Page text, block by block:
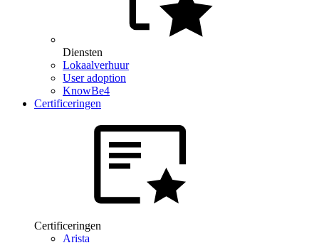
Diensten
Lokaalverhuur
User adoption
KnowBe4
Certificeringen
Certificeringen
Arista